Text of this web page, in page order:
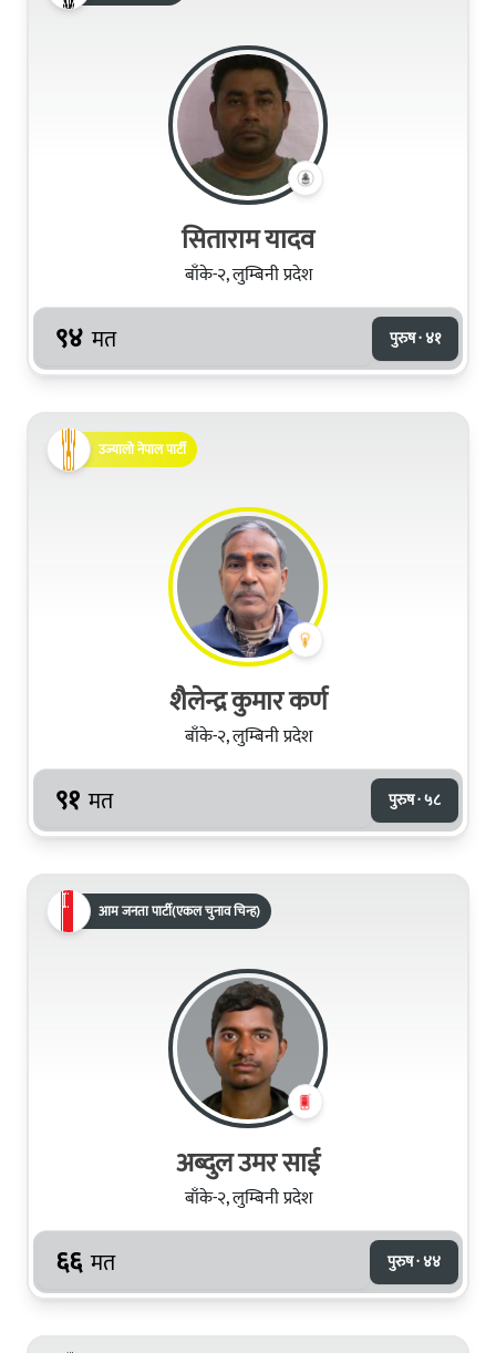
सिताराम यादव
बाँके-२, लुम्बिनी प्रदेश
९४ मत पुरुष · ४१
उज्यालो नेपाल पार्टी
शैलेन्द्र कुमार कर्ण
बाँके-२, लुम्बिनी प्रदेश
९१ मत पुरुष · ५८
आम जनता पार्टी(एकल चुनाव चिन्ह)
अब्दुल उमर साई
बाँके-२, लुम्बिनी प्रदेश
६६ मत पुरुष · ४४